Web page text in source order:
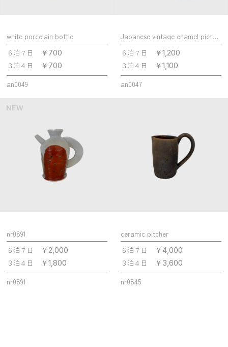
white porcelain bottle
６泊７日
￥700
３泊４日 ￥700
an0049
Japanese vintage enamel picther
６泊７日
￥1,200
３泊４日 ￥1,100
an0047
nr0891
６泊７日
￥2,000
３泊４日 ￥1,800
nr0891
ceramic pitcher
６泊７日
￥4,000
３泊４日 ￥3,600
nr0845